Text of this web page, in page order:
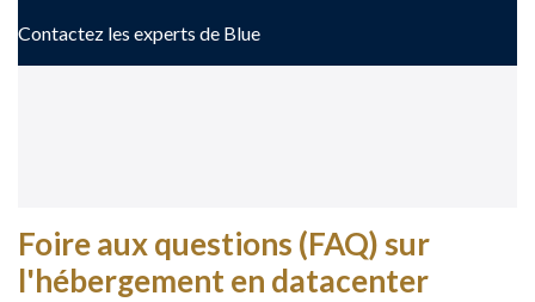
Contactez les experts de Blue
Foire aux questions (FAQ) sur
l'hébergement en datacenter